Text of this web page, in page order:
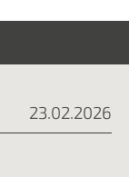
23.02.2026